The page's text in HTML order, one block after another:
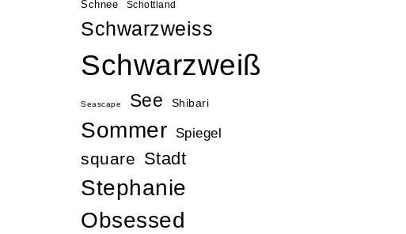
Schnee Schottland
Schwarzweiss
Schwarzweiß
Seascape See Shibari
Sommer Spiegel
square Stadt
Stephanie
Obsessed